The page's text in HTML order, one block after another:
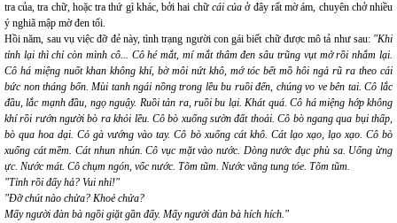
tra của, tra chữ, hoặc tra thứ gì khác, bởi hai chữ cái của ở đây rất mờ ám, chuyên chở nhiều
ý nghiã mập mờ đen tối.
Hồi năm, sau vụ việc đỡ đẻ này, tình trạng người con gái biết chữ được mô tả như sau: "Khi
tỉnh lại thì chỉ còn mình cô... Cô hé mắt, mí mắt thâm đen sâu trũng vụt mở rồi nhắm lại.
Cô há miệng nuốt khan không khí, bờ môi nứt khô, mớ tóc bết mồ hôi ngả rũ ra theo cái
bức non tháng bốn. Mùi tanh ngái nồng trong lều bu ruồi đến, chúng vo ve bên tai. Cô lắc
đầu, lắc mạnh đầu, ngọ nguậy. Ruồi tản ra, ruồi bu lại. Khát quá. Cô há miệng hớp không
khí rồi rướn người bò ra khỏi lều. Cô bò xuống sườn đất thoải. Cô bò ngang qua bụi thấp,
bò qua hoa dại. Cỏ gà vướng vào tay. Cô bò xuống cát khô. Cát lạo xạo, lạo xạo. Cô bò
xuống cát mềm. Cát nhun nhún. Cô vục mặt vào nước. Dòng nước đục phù sa. Uống ừng
ực. Nước mát. Cô chụm ngón, vốc nước. Tõm tũm. Nước văng tung tóe. Tõm tũm.
"Tỉnh rồi đấy hả? Vui nhỉ!"
"Đỡ chút nào chửa? Khoẻ chửa?
Mấy người đàn bà ngồi giặt gần đấy. Mấy người đàn bà hích hích."